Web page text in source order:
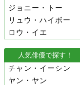
ジョニー・トー
リュウ・ハイボー
ロウ・イエ
人気俳優で探す！
チャン・イーシン
ヤン・ヤン